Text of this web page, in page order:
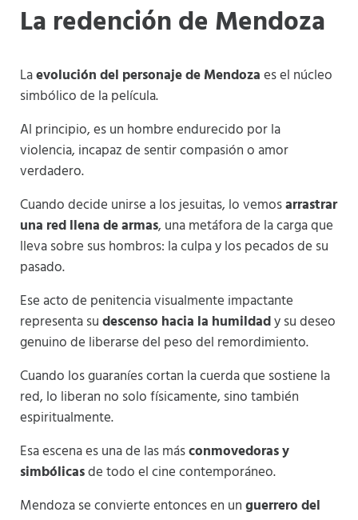
La redención de Mendoza
Laevolución del personaje de Mendozaes el núcleo
simbólico de la película.
Al principio, es un hombre endurecido por la
violencia, incapaz de sentir compasión o amor
verdadero.
Cuando decide unirse a los jesuitas, lo vemosarrastrar
una red llena de armas, una metáfora de la carga que
lleva sobre sus hombros: la culpa y los pecados de su
pasado.
Ese acto de penitencia visualmente impactante
representa sudescenso hacia la humildady su deseo
genuino de liberarse del peso del remordimiento.
Cuando los guaraníes cortan la cuerda que sostiene la
red, lo liberan no solo físicamente, sino también
espiritualmente.
Esa escena es una de las másconmovedoras y
simbólicasde todo el cine contemporáneo.
Mendoza se convierte entonces en unguerrero del